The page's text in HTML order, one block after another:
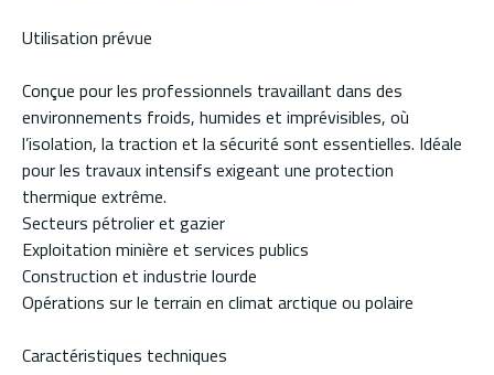
Utilisation prévue
Conçue pour les professionnels travaillant dans des
environnements froids, humides et imprévisibles, où
l’isolation, la traction et la sécurité sont essentielles. Idéale
pour les travaux intensifs exigeant une protection
thermique extrême.
Secteurs pétrolier et gazier
Exploitation minière et services publics
Construction et industrie lourde
Opérations sur le terrain en climat arctique ou polaire
Caractéristiques techniques